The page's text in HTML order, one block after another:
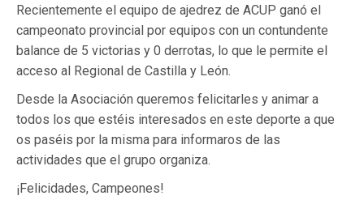
Recientemente el equipo de ajedrez de ACUP ganó el
campeonato provincial por equipos con un contundente
balance de 5 victorias y 0 derrotas, lo que le permite el
acceso al Regional de Castilla y León.
Desde la Asociación queremos felicitarles y animar a
todos los que estéis interesados en este deporte a que
os paséis por la misma para informaros de las
actividades que el grupo organiza.
¡Felicidades, Campeones!